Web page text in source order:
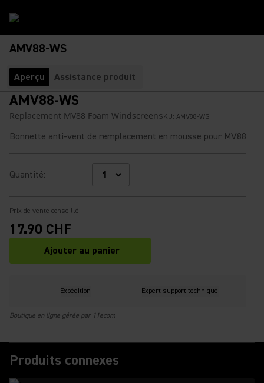
AMV88-WS
Aperçu Assistance produit
AMV88-WS
Replacement MV88 Foam Windscreen SKU: AMV88-WS
Bonnette anti-vent de remplacement en mousse pour MV88
Quantité:
Prix de vente conseillé
17.90 CHF
Ajouter au panier
Expédition Expert support technique
Boutique en ligne gérée par 11ecom
Produits connexes